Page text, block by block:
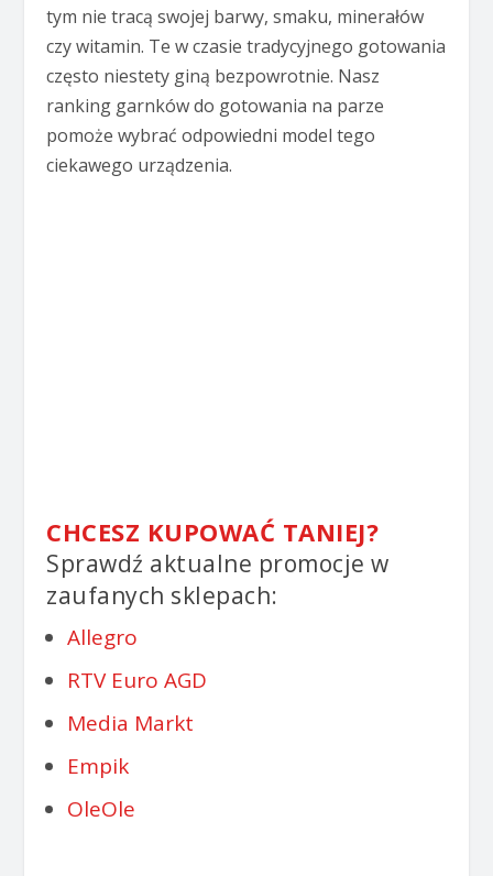
tym nie tracą swojej barwy, smaku, minerałów
czy witamin. Te w czasie tradycyjnego gotowania
często niestety giną bezpowrotnie. Nasz
ranking garnków do gotowania na parze
pomoże wybrać odpowiedni model tego
ciekawego urządzenia.
CHCESZ KUPOWAĆ TANIEJ?
Sprawdź aktualne promocje w
zaufanych sklepach:
Allegro
RTV Euro AGD
Media Markt
Empik
OleOle